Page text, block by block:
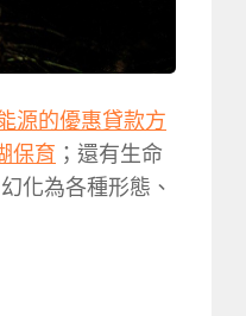
源的優惠貸款方
保育 ；還有生命
化為各種形態、